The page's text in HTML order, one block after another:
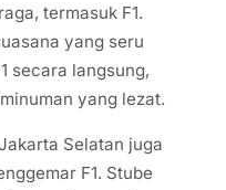
termasuk F1.
yang seru
secara langsung,
yang lezat.
Selatan juga
F1. Stube